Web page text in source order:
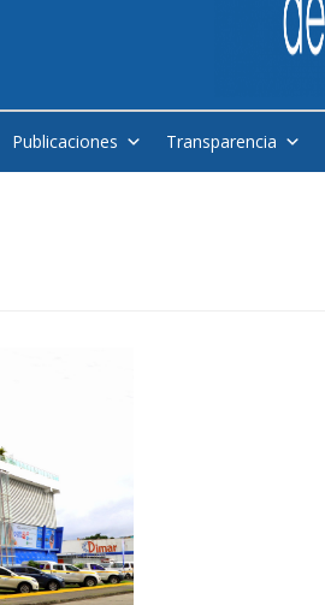
Publicaciones Transparencia